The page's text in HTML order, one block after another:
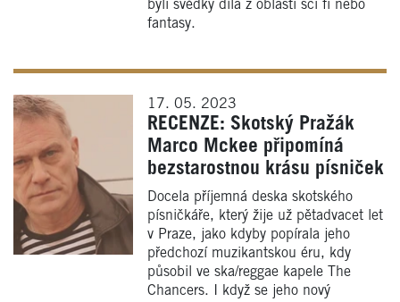
byli svědky díla z oblasti sci fi nebo
fantasy.
17. 05. 2023
RECENZE: Skotský Pražák
Marco Mckee připomíná
bezstarostnou krásu písniček
Docela příjemná deska skotského
písničkáře, který žije už pětadvacet let
v Praze, jako kdyby popírala jeho
předchozí muzikantskou éru, kdy
působil ve ska/reggae kapele The
Chancers. I když se jeho nový